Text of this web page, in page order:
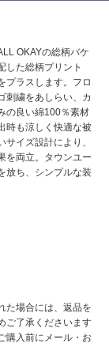
OKAYの総柄バケ
した総柄プリント
プラスします。フロ
刺繍をあしらい、カ
の良い綿100％素材
時も涼しく快適な被
イズ設計により、
を両立。タウンユー
放ち、シンプルな装
た場合には、返品を
ご了承くださいます
購入前にメール・お